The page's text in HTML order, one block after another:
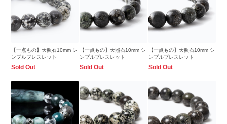
【一点もの】天照石10mm シ
ンプルブレスレット
Sold Out
【一点もの】天照石10mm シ
ンプルブレスレット
Sold Out
【一点もの】天照石10mm シ
ンプルブレスレット
Sold Out